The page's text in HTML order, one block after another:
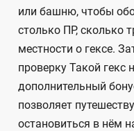
или башню, чтобы
столько ПР, сколько
местности о гексе.
проверку Такой гекс
дополнительный
позволяет
остановиться в нём